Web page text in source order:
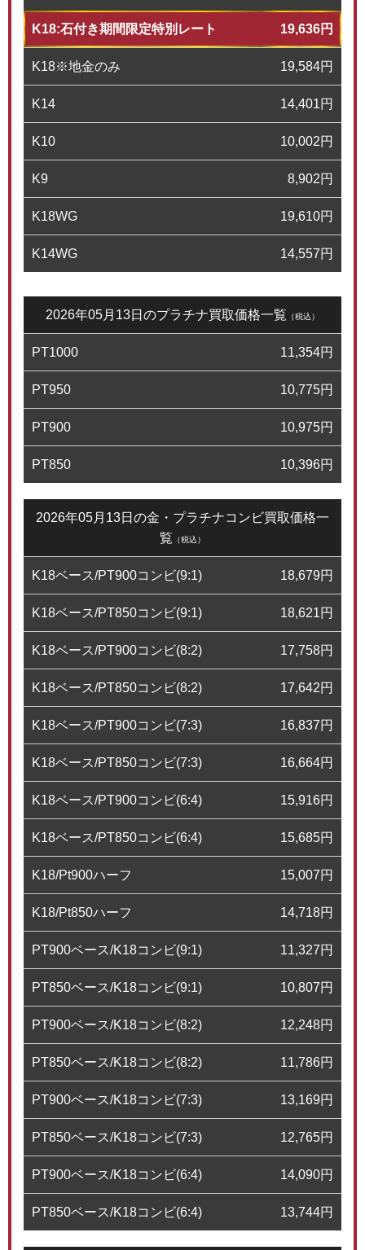
K18:石付き期間限定特別レート 19,636円
K18※地金のみ 19,584円
K14 14,401円
K10 10,002円
K9 8,902円
K18WG 19,610円
K14WG 14,557円
2026年05月13日のプラチナ買取価格一覧 （税込）
PT1000 11,354円
PT950 10,775円
PT900 10,975円
PT850 10,396円
2026年05月13日の金・プラチナコンビ買取価格一
覧 （税込）
K18ベース/PT900コンビ(9:1) 18,679円
K18ベース/PT850コンビ(9:1) 18,621円
K18ベース/PT900コンビ(8:2) 17,758円
K18ベース/PT850コンビ(8:2) 17,642円
K18ベース/PT900コンビ(7:3) 16,837円
K18ベース/PT850コンビ(7:3) 16,664円
K18ベース/PT900コンビ(6:4) 15,916円
K18ベース/PT850コンビ(6:4) 15,685円
K18/Pt900ハーフ 15,007円
K18/Pt850ハーフ 14,718円
PT900ベース/K18コンビ(9:1) 11,327円
PT850ベース/K18コンビ(9:1) 10,807円
PT900ベース/K18コンビ(8:2) 12,248円
PT850ベース/K18コンビ(8:2) 11,786円
PT900ベース/K18コンビ(7:3) 13,169円
PT850ベース/K18コンビ(7:3) 12,765円
PT900ベース/K18コンビ(6:4) 14,090円
PT850ベース/K18コンビ(6:4) 13,744円